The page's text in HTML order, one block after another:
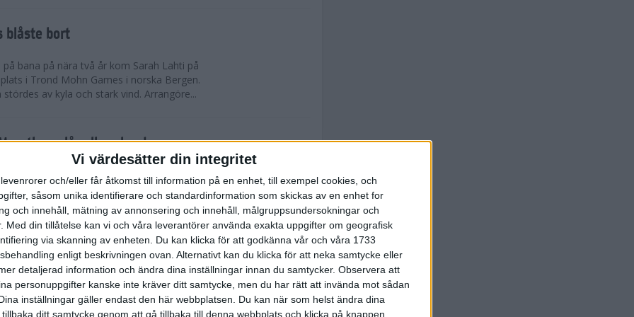
Vi värdesätter din integritet
och/eller får åtkomst till information på en enhet, till exempel cookies, och
såsom unika identifierare och standardinformation som skickas av en enhet for
och innehåll, mätning av annonsering och innehåll, målgruppsundersokningar och
Med din tillåtelse kan vi och våra leverantörer använda exakta uppgifter om geografisk
via skanning av enheten. Du kan klicka för att godkänna vår och våra 1733
enligt beskrivningen ovan. Alternativt kan du klicka för att neka samtycke eller
detaljerad information och ändra dina inställningar innan du samtycker. Observera att
personuppgifter kanske inte kräver ditt samtycke, men du har rätt att invända mot sådan
inställningar gäller endast den här webbplatsen. Du kan när som helst ändra dina
ditt samtycke genom att gå tillbaka till denna webbplats och klicka på knappen
blåste bort
bana på nära två år kom Sarah Lahti på
i Trond Mohn Games i norska Bergen.
av kyla och stark vind. Arrangöre...
slår alla rekord
i mål. Rekord i båda fallen. Det är 1863 fler
på adidas Stockholm Marathon. Och trots de
sjukdomsfall.
och dubbelt Etiopien i
Stockholm Marathon 2025
Marathon vanns i herrklassen av Onemus
och av Shewarge Alene från Etiopien i